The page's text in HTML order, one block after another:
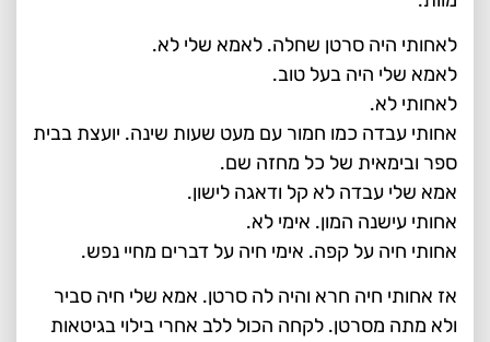
לאחותי היה סרטן שחלה. לאמא שלי לא.
לאמא שלי היה בעל טוב.
לאחותי לא.
אחותי עבדה כמו חמור עם מעט שעות שינה. יועצת בבית
ספר ובימאית של כל מחזה שם.
אמא שלי עבדה לא קל ודאגה לישון.
אחותי עישנה המון. אימי לא.
אחותי חיה על קפה. אימי חיה על דברים מחיי נפש.
אז אחותי חיה חרא והיה לה סרטן. אמא שלי חיה סביר
ולא מתה מסרטן. לקחה הכול ללב אחרי בילוי בגיטאות